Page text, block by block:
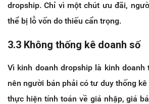
dropship. Chỉ vì một chút ưu đãi,
thể bị lỗ vốn do thiếu cẩn trọng.
3.3 Không thống kê doanh số
Vì kinh doanh dropship là kinh doanh
nên người bán phải có tư duy thống
thực hiện tính toán về giá nhập, giá